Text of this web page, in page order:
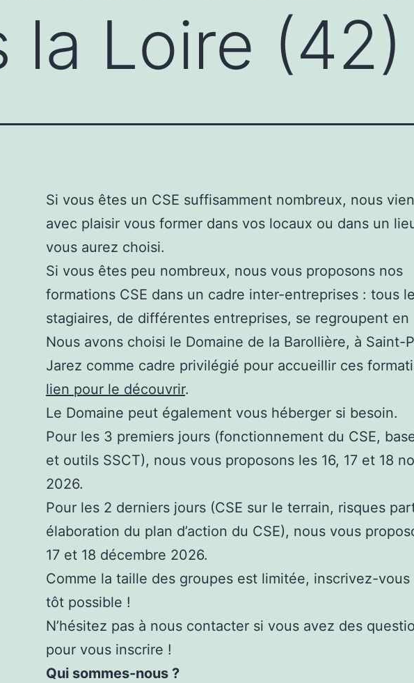
la Loire (42)
Si vous êtes un CSE suffisamment nombreux, nous
avec plaisir vous former dans vos locaux ou dans un
vous aurez choisi.
Si vous êtes peu nombreux, nous vous proposons nos
formations CSE dans un cadre inter-entreprises : tous
stagiaires, de différentes entreprises, se regroupent en
Nous avons choisi le Domaine de la Barollière, à Saint-
Jarez comme cadre privilégié pour accueillir ces
lien pour le découvrir.
Le Domaine peut également vous héberger si besoin.
Pour les 3 premiers jours (fonctionnement du CSE,
et outils SSCT), nous vous proposons les 16, 17 et 18
2026.
Pour les 2 derniers jours (CSE sur le terrain, risques
élaboration du plan d’action du CSE), nous vous
17 et 18 décembre 2026.
Comme la taille des groupes est limitée, inscrivez-vous
tôt possible !
N’hésitez pas à nous contacter si vous avez des
pour vous inscrire !
Qui sommes-nous ?